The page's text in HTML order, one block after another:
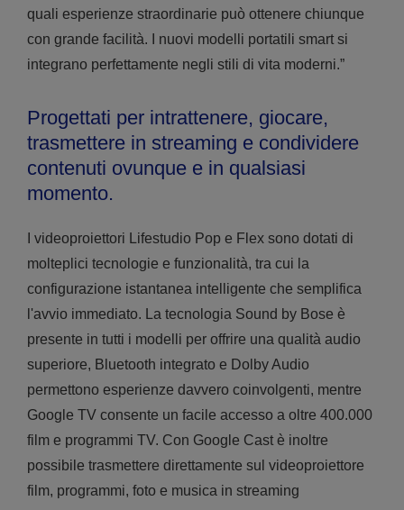
quali esperienze straordinarie può ottenere chiunque
con grande facilità. I nuovi modelli portatili smart si
integrano perfettamente negli stili di vita moderni.”
Progettati per intrattenere, giocare,
trasmettere in streaming e condividere
contenuti ovunque e in qualsiasi
momento.
I videoproiettori Lifestudio Pop e Flex sono dotati di
molteplici tecnologie e funzionalità, tra cui la
configurazione istantanea intelligente che semplifica
l'avvio immediato. La tecnologia Sound by Bose è
presente in tutti i modelli per offrire una qualità audio
superiore, Bluetooth integrato e Dolby Audio
permettono esperienze davvero coinvolgenti, mentre
Google TV consente un facile accesso a oltre 400.000
film e programmi TV. Con Google Cast è inoltre
possibile trasmettere direttamente sul videoproiettore
film, programmi, foto e musica in streaming